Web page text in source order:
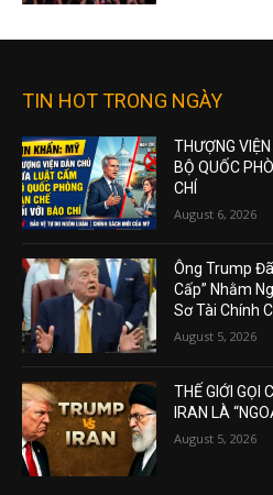
TIN HOT TRONG NGÀY
THƯỢNG
BỘ QUỐC
CHÍ
August 6, 2026
Ông Trump
Cấp” Nhằm
Sơ Tài Chính
August 5, 2026
THẾ GIỚI GỌI
IRAN LÀ
August 5, 2026